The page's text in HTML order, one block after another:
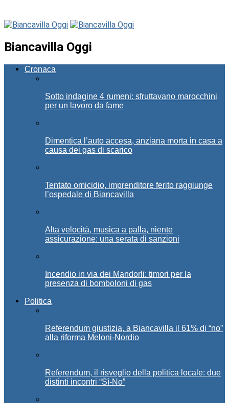
Biancavilla Oggi
Cronaca
Sotto indagine 4 rumeni: sfruttavano marocchini
per un lavoro da fame
Dimentica l’auto accesa, anziana morta in casa a
causa dei gas di scarico
Tentato omicidio, imprenditore ferito raggiunge
l’ospedale di Biancavilla
Alta velocità, musica a palla, niente
assicurazione: una serata di sanzioni
Incendio in via dei Mandorli: timori per la
presenza di bomboloni di gas
Politica
Referendum giustizia, a Biancavilla il 61% di “no”
alla riforma Meloni-Nordio
Referendum, il risveglio della politica locale: due
distinti incontri “Sì-No”